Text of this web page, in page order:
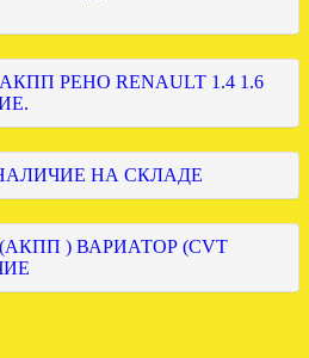
РЕНО RENAULT 1.4 1.6
НА СКЛАДЕ
) ВАРИАТОР (CVT